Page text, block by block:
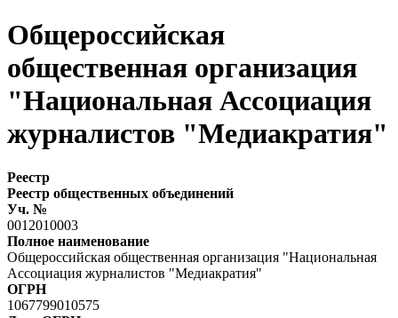
Общероссийская
общественная организация
"Национальная Ассоциация
журналистов "Медиакратия"
Реестр
Реестр общественных объединений
Уч. №
0012010003
Полное наименование
Общероссийская общественная организация "Национальная
Ассоциация журналистов "Медиакратия"
ОГРН
1067799010575